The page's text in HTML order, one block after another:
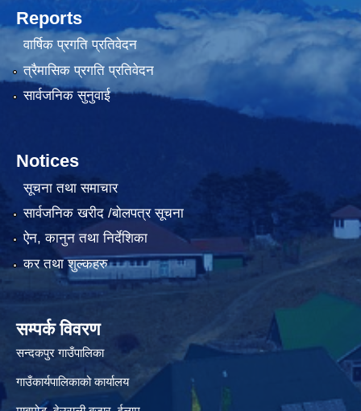
Reports
वार्षिक प्रगति प्रतिवेदन
त्रैमासिक प्रगति प्रतिवेदन
सार्वजनिक सुनुवाई
Notices
सूचना तथा समाचार
सार्वजनिक खरीद /बोलपत्र सूचना
ऐन, कानुन तथा निर्देशिका
कर तथा शुल्कहरु
सम्पर्क विवरण
सन्दकपुर गाउँपालिका
गाउँकार्यपालिकाको कार्यालय